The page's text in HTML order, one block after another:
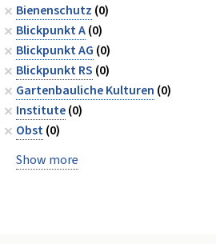
Bienenschutz (0)
Blickpunkt A(0)
Blickpunkt AG (0)
Blickpunkt RS (0)
Gartenbauliche Kulturen (0)
Institute(0)
Obst(0)
Show more